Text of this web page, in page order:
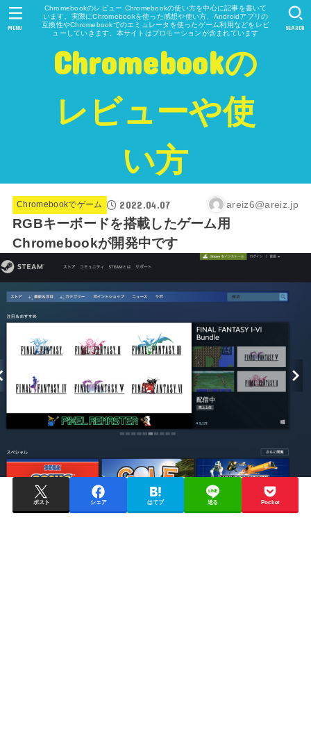
Chromebookのレビュー Chromebookの使い方を中心に記事を書いて
います。実際にChromebookを使った感想や使い方、Androidアプリの
互換性やChromebookでのエミュレータを使ったゲーム利用などをレビ
ューしていきます。本サイトはプロモーションが含まれています
Chromebookの
レビューや使
い方
SEARCH
MENU
Chromebookでゲーム 2022.04.07 areiz6@areiz.jp
RGBキーボードを搭載したゲーム用
Chromebookが開発中です
ポスト シェア はてブ 送る Pocket